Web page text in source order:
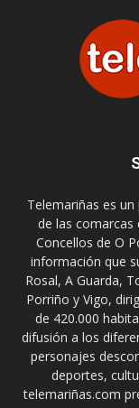
Telemariñas es
de las comarcas
Concellos de O
información que
Rosal, A Guarda,
Porriño y Vigo,
de 420.000
difusión a los
personajes
deportes,
telemariñas.com